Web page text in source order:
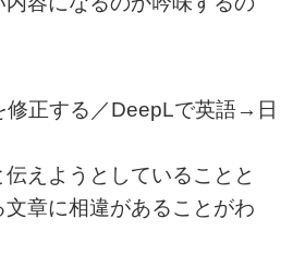
修正する／DeepLで英語→日
伝えようとしていることと
章に相違があることがわ